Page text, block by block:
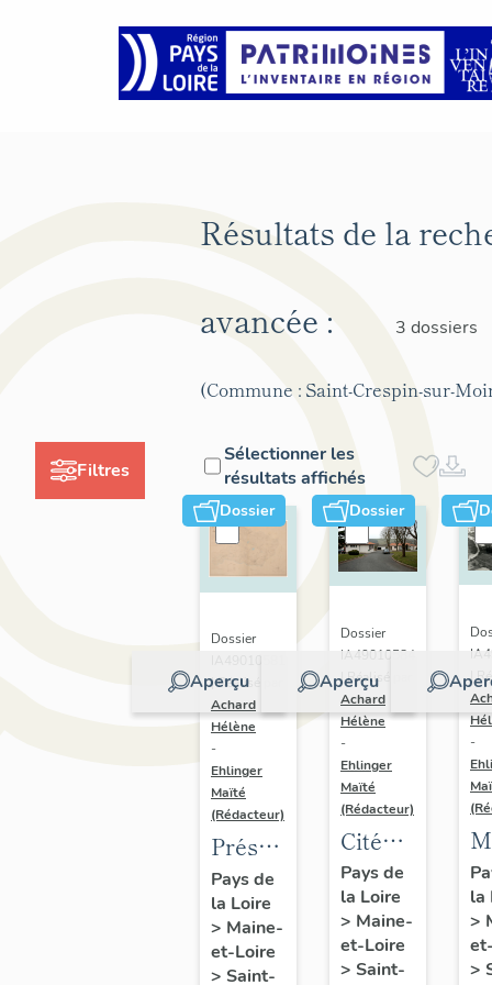
Filtres
Résultats de la
avancée :
3 dossiers
(Commune : Saint-Crespin-sur-
Sélectionner les
résultats affichés
Dossier
Aperçu
Dossier
IA49010581
| Réalisé par
Achard
Hélène
-
Ehlinger
Maïté
(Rédacteur)
Présentation
du
patrimoine
industriel
de la
Pays de
la Loire
> Maine-
et-Loire
> Saint-
Dossier
Aperçu
Dossier
IA49010584
| Réalisé par
Achard
Hélène
-
Ehlinger
Maïté
(Rédacteur)
Cité
ouvrière
de
Saint-
Crespin-
Pays de
la Loire
> Maine-
et-Loire
> Saint-
|
-
la
>
>